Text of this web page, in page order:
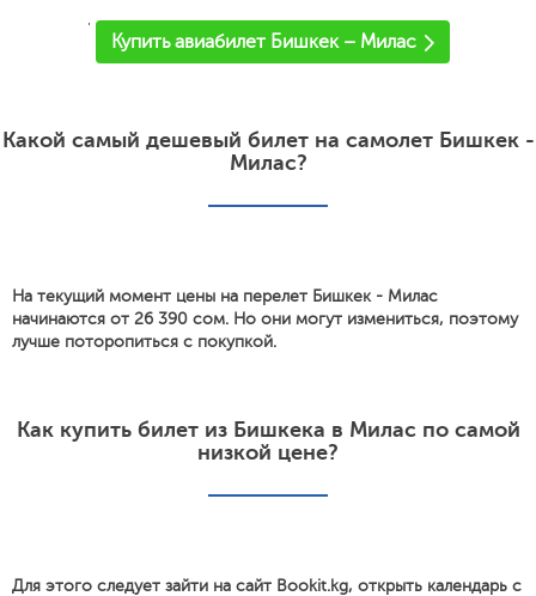
'
Купить авиабилет Бишкек – Милас
Какой самый дешевый билет на самолет Бишкек -
Милас?
На текущий момент цены на перелет Бишкек - Милас
начинаются от 26 390 сом. Но они могут измениться, поэтому
лучше поторопиться с покупкой.
Как купить билет из Бишкека в Милас по самой
низкой цене?
Для этого следует зайти на сайт Bookit.kg, открыть календарь с